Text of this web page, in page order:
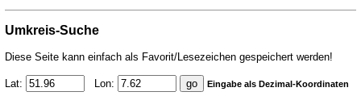
Umkreis-Suche
Diese Seite kann einfach als Favorit/Lesezeichen gespeichert werden!
Lat: Lon: Eingabe als Dezimal-Koordinaten